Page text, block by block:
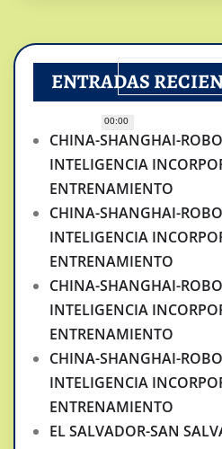
00:00
ENTRADAS
CHINA-SHANGHAI-
INTELIGENCIA
ENTRENAMIENTO
CHINA-SHANGHAI-
INTELIGENCIA
ENTRENAMIENTO
CHINA-SHANGHAI-
INTELIGENCIA
ENTRENAMIENTO
CHINA-SHANGHAI-
INTELIGENCIA
ENTRENAMIENTO
EL SALVADOR-SAN